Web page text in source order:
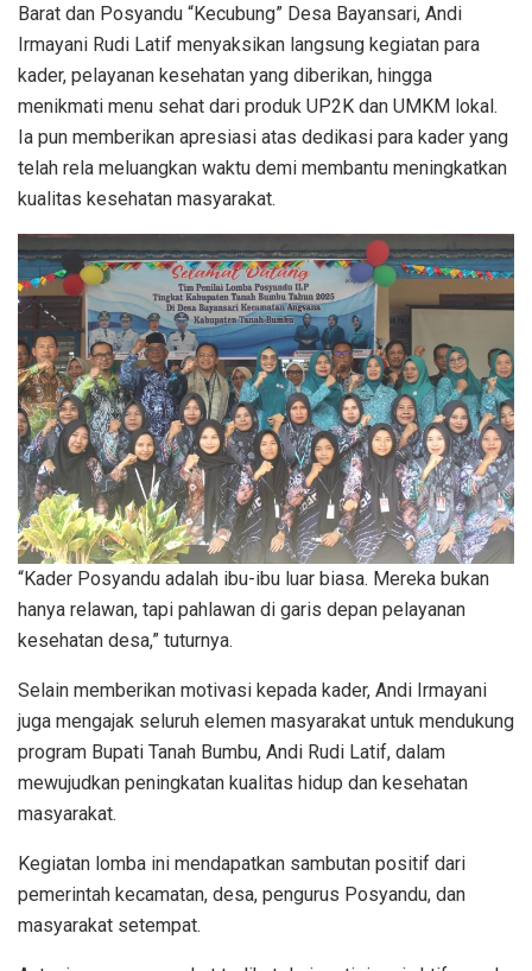
Barat dan Posyandu “Kecubung” Desa Bayansari, Andi
Irmayani Rudi Latif menyaksikan langsung kegiatan para
kader, pelayanan kesehatan yang diberikan, hingga
menikmati menu sehat dari produk UP2K dan UMKM lokal.
Ia pun memberikan apresiasi atas dedikasi para kader yang
telah rela meluangkan waktu demi membantu meningkatkan
kualitas kesehatan masyarakat.
“Kader Posyandu adalah ibu-ibu luar biasa. Mereka bukan
hanya relawan, tapi pahlawan di garis depan pelayanan
kesehatan desa,” tuturnya.
Selain memberikan motivasi kepada kader, Andi Irmayani
juga mengajak seluruh elemen masyarakat untuk mendukung
program Bupati Tanah Bumbu, Andi Rudi Latif, dalam
mewujudkan peningkatan kualitas hidup dan kesehatan
masyarakat.
Kegiatan lomba ini mendapatkan sambutan positif dari
pemerintah kecamatan, desa, pengurus Posyandu, dan
masyarakat setempat.